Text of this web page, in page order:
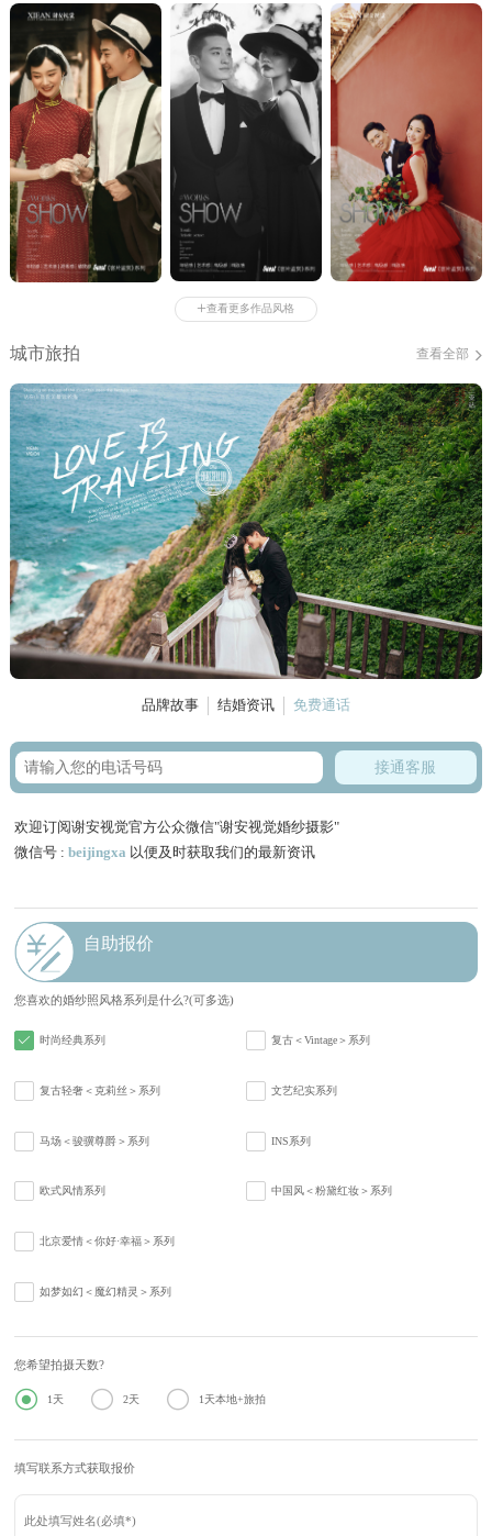
+查看更多作品风格
城市旅拍 查看全部
品牌故事 结婚资讯 免费通话
接通客服
欢迎订阅谢安视觉官方公众微信"谢安视觉婚纱摄影"
微信号 :beijingxa 以便及时获取我们的最新资讯
自助报价
您喜欢的婚纱照风格系列是什么?(可多选)
时尚经典系列 复古＜Vintage＞系列
复古轻奢＜克莉丝＞系列 文艺纪实系列
马场＜骏骥尊爵＞系列 INS系列
欧式风情系列 中国风＜粉黛红妆＞系列
北京爱情＜你好·幸福＞系列
如梦如幻＜魔幻精灵＞系列
您希望拍摄天数?
 1天  2天  1天本地+旅拍
填写联系方式获取报价